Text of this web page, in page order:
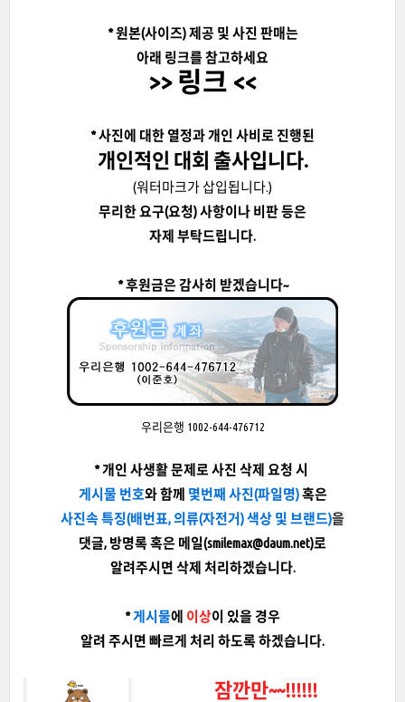
* 원본(사이즈) 제공 및 사진 판매는
아래 링크를 참고하세요
>> 링크 <<
* 사진에 대한 열정과 개인 사비로 진행된
개인적인 대회 출사입니다.
(워터마크가 삽입됩니다.)
무리한 요구(요청) 사항이나 비판 등은
자제 부탁드립니다.
* 후원금은 감사히 받겠습니다~
우리은행 1002-644-476712
* 개인 사생활 문제로 사진 삭제 요청 시
게시물 번호와 함께 몇번째 사진(파일명)혹은
사진속 특징(배번표, 의류(자전거) 색상 및 브랜드)을
댓글, 방명록 혹은 메일(smilemax@daum.net)로
알려주시면 삭제 처리하겠습니다.
*게시물에 이상이 있을 경우
알려 주시면 빠르게 처리 하도록 하겠습니다.
잠깐만~~!!!!!!